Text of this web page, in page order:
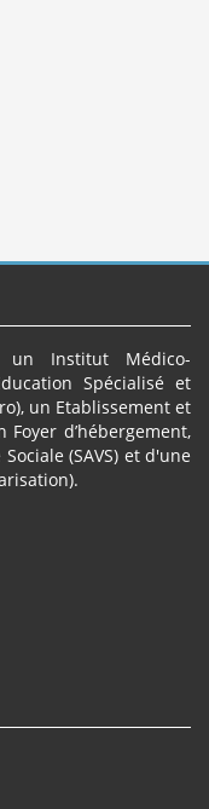
un Institut Médico-
Spécialisé et
un Etablissement et
Foyer d’hébergement,
(SAVS) et d'une